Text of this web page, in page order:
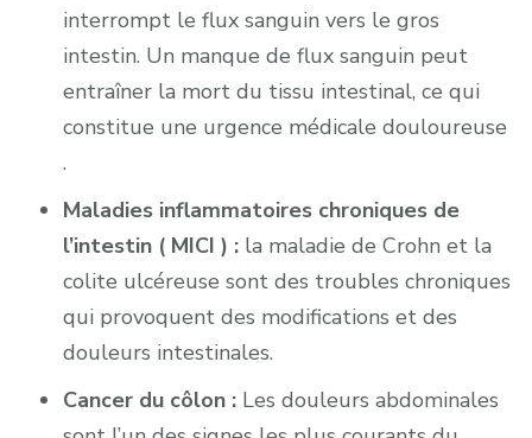
interrompt le flux sanguin vers le gros
intestin. Un manque de flux sanguin peut
entraîner la mort du tissu intestinal, ce qui
constitue une urgence médicale douloureuse
.
Maladies inflammatoires chroniques de
l’intestin ( MICI ) : la maladie de Crohn et la
colite ulcéreuse sont des troubles chroniques
qui provoquent des modifications et des
douleurs intestinales.
Cancer du côlon : Les douleurs abdominales